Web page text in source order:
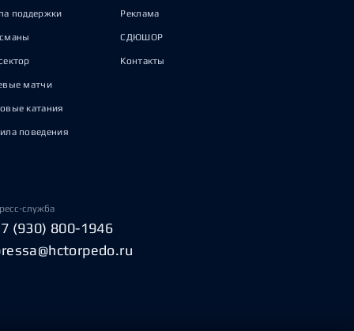
поддержки
матчи
катания
поведения
Реклама
СДЮШОР
Контакты
служба
(930) 800-1946